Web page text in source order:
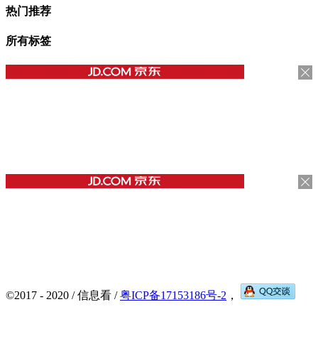
热门推荐
所有标签
©2017 - 2020 / 信息看 /粤ICP备17153186号-2 ，